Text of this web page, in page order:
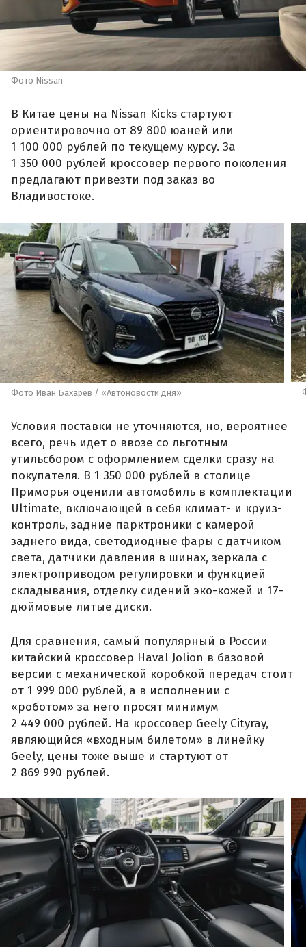
Фото Nissan
В Китае цены на Nissan Kicks стартуют
ориентировочно от 89 800 юаней или
1 100 000 рублей по текущему курсу. За
1 350 000 рублей кроссовер первого поколения
предлагают привезти под заказ во
Владивостоке.
Фото Иван Бахарев / «Автоновости дня»
Условия поставки не уточняются, но, вероятнее
всего, речь идет о ввозе со льготным
утильсбором с оформлением сделки сразу на
покупателя. В 1 350 000 рублей в столице
Приморья оценили автомобиль в комплектации
Ultimate, включающей в себя климат- и круиз-
контроль, задние парктроники с камерой
заднего вида, светодиодные фары с датчиком
света, датчики давления в шинах, зеркала с
электроприводом регулировки и функцией
складывания, отделку сидений эко-кожей и 17-
дюймовые литые диски.
Для сравнения, самый популярный в России
китайский кроссовер Haval Jolion в базовой
версии с механической коробкой передач стоит
от 1 999 000 рублей, а в исполнении с
«роботом» за него просят минимум
2 449 000 рублей. На кроссовер Geely Cityray,
являющийся «входным билетом» в линейку
Geely, цены тоже выше и стартуют от
2 869 990 рублей.